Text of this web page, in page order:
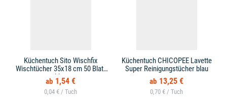
Küchentuch Sito Wischfix
Wischtücher 35x18 cm 50 Blatt
blau
1,54 €
0,04 € /
Küchentuch CHICOPEE Lavette
Super Reinigungstücher blau
13,25 €
0,70 € /